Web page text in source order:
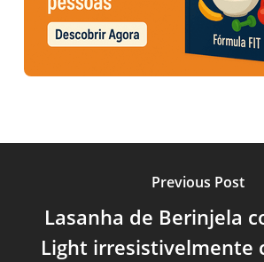
Previous Post
Lasanha de Berinjela
Light irresistivelmente